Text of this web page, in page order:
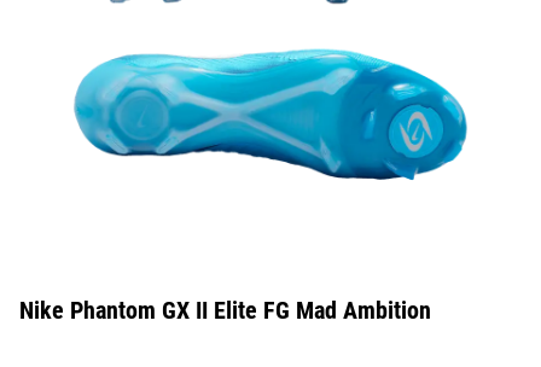
Nike Phantom GX II Elite FG Mad Ambition